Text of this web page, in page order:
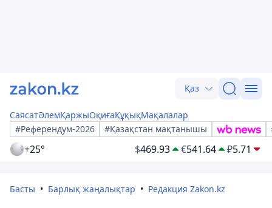
Қаз
СаясатӘлемҚаржыОқиғаҚұқықМақалалар
#Референдум-2026
#Қазақстан мақтанышы
+25° $469.93 €541.64 ₽5.71
Басты Барлық жаңалықтар Редакция Zakon.kz